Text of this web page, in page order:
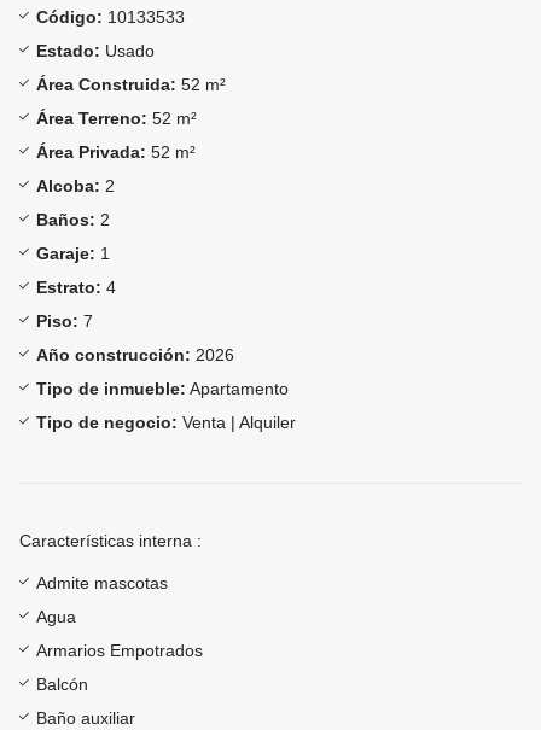
Código: 10133533
Estado: Usado
Área Construida: 52 m²
Área Terreno: 52 m²
Área Privada: 52 m²
Alcoba: 2
Baños: 2
Garaje: 1
Estrato: 4
Piso: 7
Año construcción: 2026
Tipo de inmueble: Apartamento
Tipo de negocio: Venta | Alquiler
Características interna :
Admite mascotas
Agua
Armarios Empotrados
Balcón
Baño auxiliar